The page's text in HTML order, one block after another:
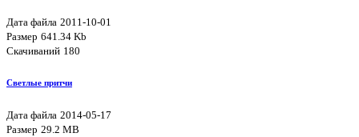
Дата файла 2011-10-01
Размер 641.34 Kb
Скачиваний 180
Светлые притчи
Дата файла 2014-05-17
Размер 29.2 MB